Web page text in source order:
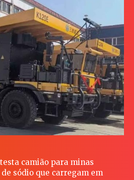
camião para minas
sódio que carregam em